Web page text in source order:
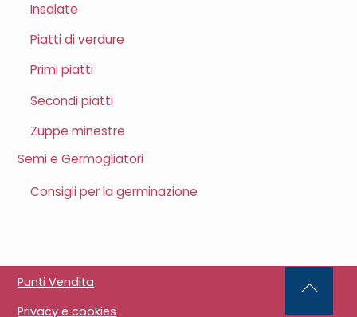
Insalate
Piatti di verdure
Primi piatti
Secondi piatti
Zuppe minestre
Semi e Germogliatori
Consigli per la germinazione
Punti Vendita
Privacy e cookies